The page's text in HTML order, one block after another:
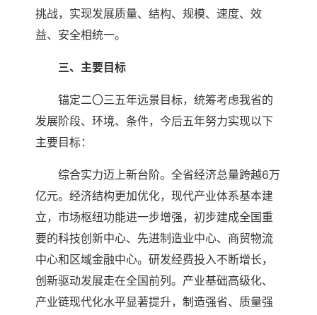
挑战，实现发展质量、结构、规模、速度、效
益、安全相统一。
三、主要目标
锚定二〇三五年远景目标，统筹考虑我省的
发展阶段、环境、条件，今后五年努力实现以下
主要目标：
综合实力迈上新台阶。全省经济总量跨越6万
亿元。经济结构更加优化，现代产业体系基本建
立，市场枢纽功能进一步增强，初步建成全国重
要的科技创新中心、先进制造业中心、商贸物流
中心和区域金融中心。研发经费投入不断增长，
创新驱动发展走在全国前列。产业基础高级化、
产业链现代化水平显著提升，制造强省、质量强